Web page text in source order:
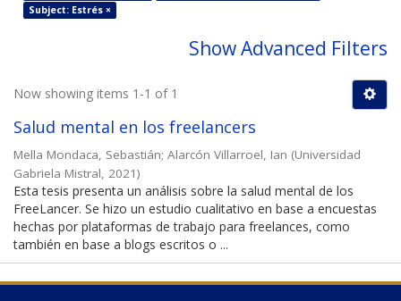
Subject: Estrés ×
Show Advanced Filters
Now showing items 1-1 of 1
Salud mental en los freelancers
Mella Mondaca, Sebastián; Alarcón Villarroel, Ian (Universidad
Gabriela Mistral, 2021)
Esta tesis presenta un análisis sobre la salud mental de los
FreeLancer. Se hizo un estudio cualitativo en base a encuestas
hechas por plataformas de trabajo para freelances, como
también en base a blogs escritos o ...